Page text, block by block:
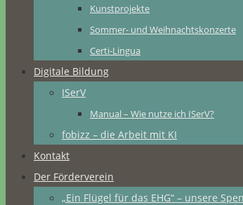
Kunstprojekte
Sommer- und Weihnachtskonzerte
Certi-Lingua
Digitale Bildung
ISerV
Manual – Wie nutze ich ISerV?
fobizz – die Arbeit mit KI
Kontakt
Der Förderverein
„Ein Flügel für das EHG“ – unsere